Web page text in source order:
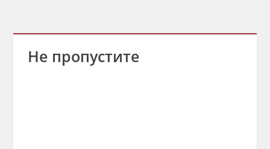
Не пропустите